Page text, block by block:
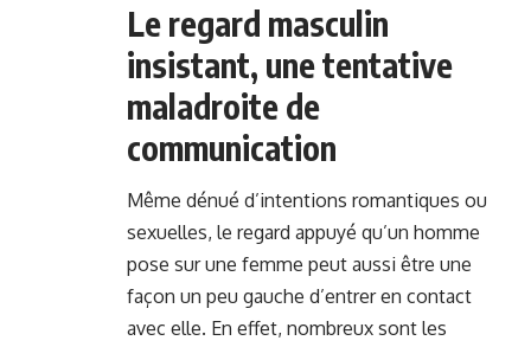
Le regard masculin
insistant, une tentative
maladroite de
communication
Même dénué d’intentions romantiques ou
sexuelles, le regard appuyé qu’un homme
pose sur une femme peut aussi être une
façon un peu gauche d’entrer en contact
avec elle. En effet, nombreux sont les